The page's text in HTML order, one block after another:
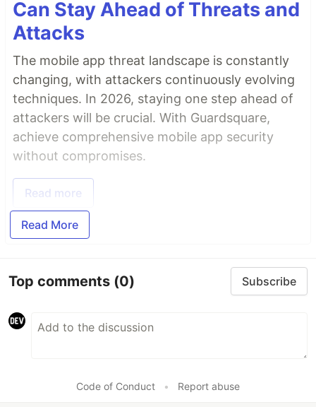
Can Stay Ahead of Threats and
Attacks
The mobile app threat landscape is constantly
changing, with attackers continuously evolving
techniques. In 2026, staying one step ahead of
attackers will be crucial. With Guardsquare,
achieve comprehensive mobile app security
without compromises.
Read more
Read More
Top comments (0) Subscribe
Code of Conduct • Report abuse